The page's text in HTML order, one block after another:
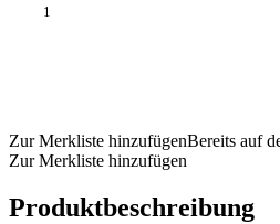
Zur Merkliste hinzufügenBereits auf
Zur Merkliste hinzufügen
Produktbeschreibung